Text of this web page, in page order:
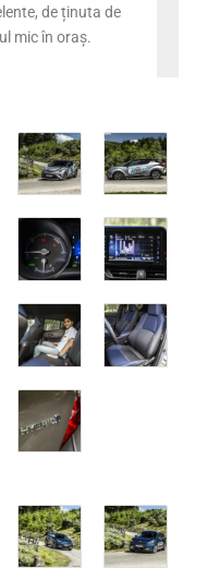
de ținuta de
mic în oraș.